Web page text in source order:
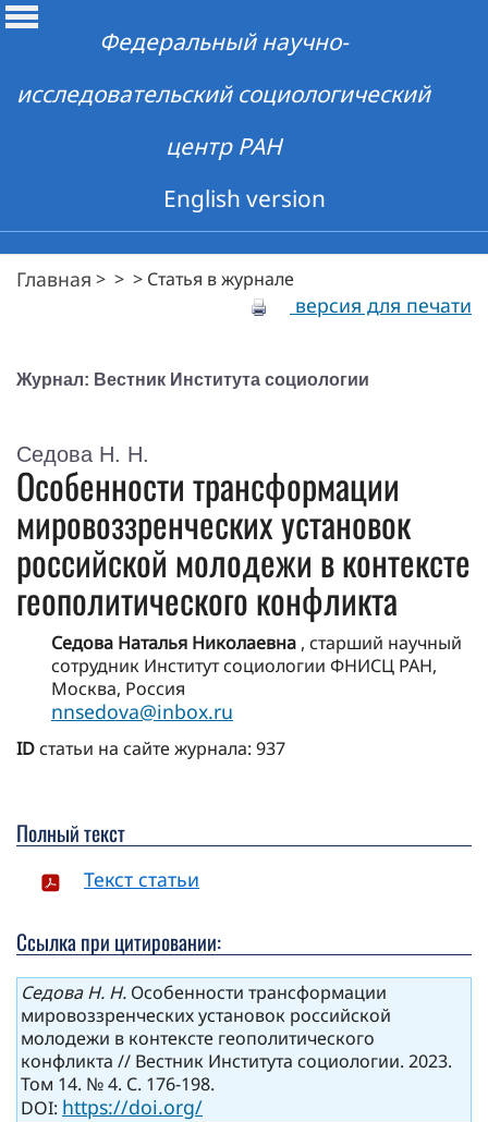
Федеральный научно-
исследовательский социологический
центр РАН
English version
Главная > > > Статья в журнале
версия для печати
Журнал: Вестник Института социологии
Седова Н. Н.
Особенности трансформации
мировоззренческих установок
российской молодежи в контексте
геополитического конфликта
Седова Наталья Николаевна , старший научный
сотрудник Институт социологии ФНИСЦ РАН,
Москва, Россия
nnsedova@inbox.ru
IDстатьи на сайте журнала: 937
Полный текст
Текст статьи
Ссылка при цитировании:
Седова Н. Н. Особенности трансформации
мировоззренческих установок российской
молодежи в контексте геополитического
конфликта // Вестник Института социологии. 2023.
Том 14. № 4. С. 176-198.
DOI: https://doi.org/